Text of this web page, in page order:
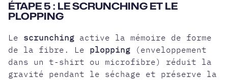
ÉTAPE 5 : LE SCRUNCHING ET LE
PLOPPING
Le scrunching active la mémoire de forme
de la fibre. Le plopping (enveloppement
dans un t-shirt ou microfibre) réduit la
gravité pendant le séchage et préserve la